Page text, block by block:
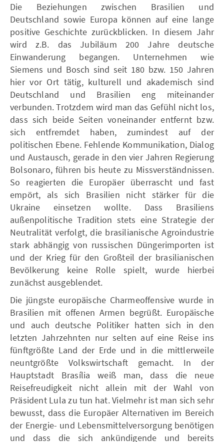
Die Beziehungen zwischen Brasilien und
Deutschland sowie Europa können auf eine lange
positive Geschichte zurückblicken. In diesem Jahr
wird z.B. das Jubiläum 200 Jahre deutsche
Einwanderung begangen. Unternehmen wie
Siemens und Bosch sind seit 180 bzw. 150 Jahren
hier vor Ort tätig, kulturell und akademisch sind
Deutschland und Brasilien eng miteinander
verbunden. Trotzdem wird man das Gefühl nicht los,
dass sich beide Seiten voneinander entfernt bzw.
sich entfremdet haben, zumindest auf der
politischen Ebene. Fehlende Kommunikation, Dialog
und Austausch, gerade in den vier Jahren Regierung
Bolsonaro, führen bis heute zu Missverständnissen.
So reagierten die Europäer überrascht und fast
empört, als sich Brasilien nicht stärker für die
Ukraine einsetzen wollte. Dass Brasiliens
außenpolitische Tradition stets eine Strategie der
Neutralität verfolgt, die brasilianische Agroindustrie
stark abhängig von russischen Düngerimporten ist
und der Krieg für den Großteil der brasilianischen
Bevölkerung keine Rolle spielt, wurde hierbei
zunächst ausgeblendet.
Die jüngste europäische Charmeoffensive wurde in
Brasilien mit offenen Armen begrüßt. Europäische
und auch deutsche Politiker hatten sich in den
letzten Jahrzehnten nur selten auf eine Reise ins
fünftgrößte Land der Erde und in die mittlerweile
neuntgrößte Volkswirtschaft gemacht. In der
Hauptstadt Brasília weiß man, dass die neue
Reisefreudigkeit nicht allein mit der Wahl von
Präsident Lula zu tun hat. Vielmehr ist man sich sehr
bewusst, dass die Europäer Alternativen im Bereich
der Energie- und Lebensmittelversorgung benötigen
und dass die sich ankündigende und bereits